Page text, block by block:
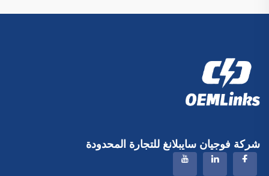
شركة فوجيان سايبلانغ للتجارة المحدودة